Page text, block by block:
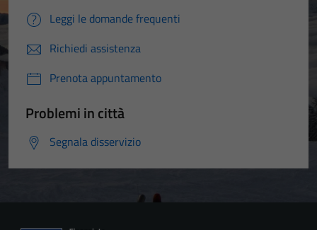
Leggi le domande frequenti
Richiedi assistenza
Prenota appuntamento
Problemi in città
Segnala disservizio